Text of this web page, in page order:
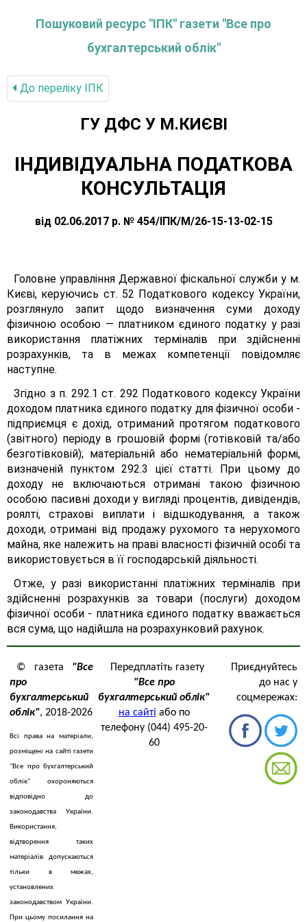
Пошуковий ресурс "ІПК" газети "Все про
бухгалтерський облік"
До переліку IПК
ГУ ДФС У М.КИЄВI
ІНДИВІДУАЛЬНА ПОДАТКОВА
КОНСУЛЬТАЦІЯ
від 02.06.2017 р. № 454/ІПК/М/26-15-13-02-15
Головне управління Державної фіскальної служби у м.
Києві, керуючись ст. 52 Податкового кодексу України,
розглянуло запит щодо визначення суми доходу
фізичною особою — платником єдиного податку у разі
використання платіжних терміналів при здійсненні
розрахунків, та в межах компетенції повідомляє
наступне.
Згідно з п. 292.1 ст. 292 Податкового кодексу України
доходом платника єдиного податку для фізичної особи -
підприємця є дохід, отриманий протягом податкового
(звітного) періоду в грошовій формі (готівковій та/або
безготівковій); матеріальній або нематеріальній формі,
визначеній пунктом 292.3 цієї статті. При цьому до
доходу не включаються отримані такою фізичною
особою пасивні доходи у вигляді процентів, дивідендів,
роялті, страхові виплати і відшкодування, а також
доходи, отримані від продажу рухомого та нерухомого
майна, яке належить на праві власності фізичній особі та
використовується в її господарській діяльності.
Отже, у разі використанні платіжних терміналів при
здійсненні розрахунків за товари (послуги) доходом
фізичної особи - платника єдиного податку вважається
вся сума, що надійшла на розрахунковий рахунок.
© газета "Все
про
бухгалтерський
облік", 2018-2026
Всі права на матеріали,
розміщені на сайті газети
"Все про бухгалтерський
облік" охороняються
відповідно до
законодавства України.
Використання,
відтворення таких
матеріалів допускаються
тільки в межах,
установлених
законодавством України.
При цьому посилання на
Передплатіть газету
"Все про
бухгалтерський облік"
на сайті або по
телефону (044) 495-20-
60
Приєднуйтесь
до нас у
соцмережах: